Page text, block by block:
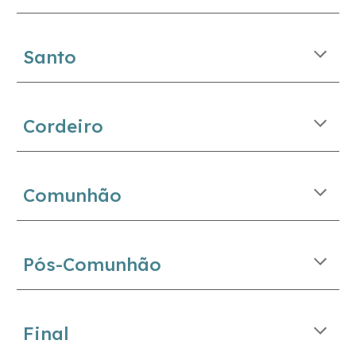
Santo
Cordeiro
Comunhão
Pós-Comunhão
Final